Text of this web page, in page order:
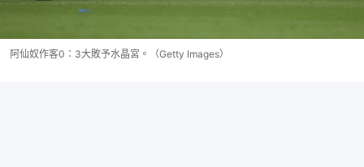
阿仙奴作客0：3大敗予水晶宮。（Getty Images）